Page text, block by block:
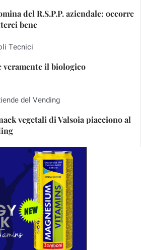
del R.S.P.P. aziendale: occorre
bene
Tecnici
veramente il biologico
del Vending
vegetali di Valsoia piacciono al